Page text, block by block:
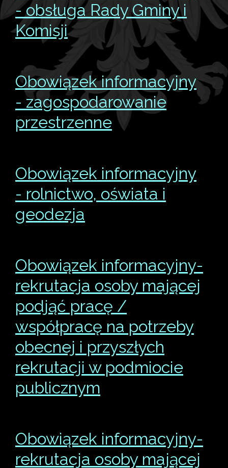
- obsługa Rady Gminy i
Komisji
Obowiązek informacyjny
- zagospodarowanie
przestrzenne
Obowiązek informacyjny
- rolnictwo, oświata i
geodezja
Obowiązek informacyjny-
rekrutacja osoby mającej
podjąć pracę /
współpracę na potrzeby
obecnej i przyszłych
rekrutacji w podmiocie
publicznym
Obowiązek informacyjny-
rekrutacja osoby mającej